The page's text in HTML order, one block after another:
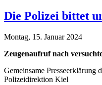
Die Polizei bittet
Montag, 15. Januar 2024
Zeugenaufruf nach
Gemeinsame Presseerklärung
Polizeidirektion Kiel